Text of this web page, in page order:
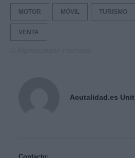
MOTOR MÓVIL TURISMO
VENTA
Acutalidad.es Unit
Contacto: